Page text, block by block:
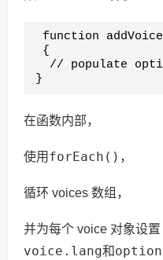
function
{
// populate
}
在函数内部，
使用 forEach()，
循环 voices 数组，
并为每个 voice 对象设置
voice.lang和